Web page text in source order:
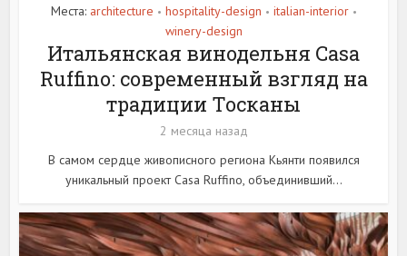
Места: architecture • hospitality-design • italian-interior •
winery-design
Итальянская винодельня Casa
Ruffino: современный взгляд на
традиции Тосканы
2 месяца назад
В самом сердце живописного региона Кьянти появился
уникальный проект Casa Ruffino, объединивший...